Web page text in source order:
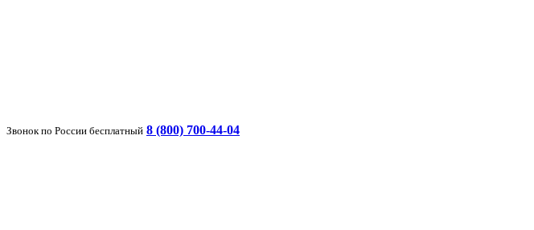
Звонок по России бесплатный 8 (800) 700-44-04